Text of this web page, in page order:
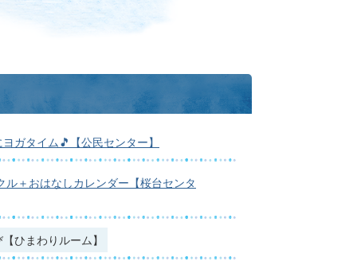
ガタイム🎵【公民センター】
ル＋おはなしカレンダー【桜台センタ
ひまわりルーム】